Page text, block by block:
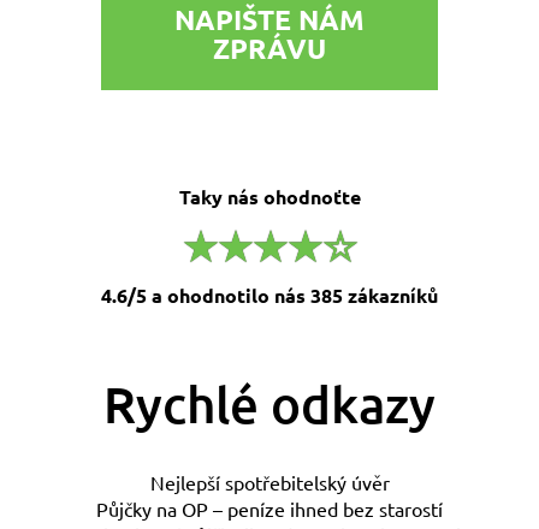
NAPIŠTE NÁM
ZPRÁVU
Taky nás ohodnoťte
4.6/5 a ohodnotilo nás 385 zákazníků
Rychlé odkazy
Nejlepší spotřebitelský úvěr
Půjčky na OP – peníze ihned bez starostí